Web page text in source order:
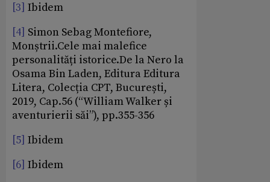
[3] Ibidem
[4] Simon Sebag Montefiore,
Monștrii.Cele mai malefice
personalități istorice.De la Nero la
Osama Bin Laden, Editura Editura
Litera, Colecția CPT, București,
2019, Cap.56 (“William Walker și
aventurierii săi”), pp.355-356
[5] Ibidem
[6] Ibidem